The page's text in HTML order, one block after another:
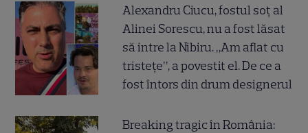
Alexandru Ciucu, fostul soț al
Alinei Sorescu, nu a fost lăsat
să intre la Nibiru. „Am aflat cu
tristețe”, a povestit el. De ce a
fost întors din drum designerul
Breaking tragic în România: